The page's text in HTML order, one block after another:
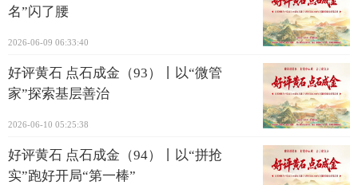
名”闪了腰
2026-06-09 06:33:40
好评黄石 点石成金（93）丨以“微管
家”探索基层善治
2026-06-10 05:25:38
好评黄石 点石成金（94）丨以“拼抢
实”跑好开局“第一棒”